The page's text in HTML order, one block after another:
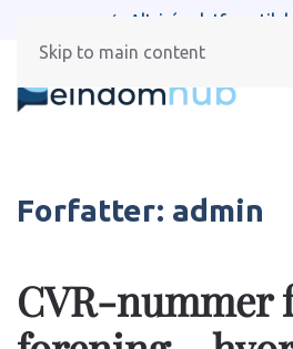
Skip to main content
Spar tid med
Forfatter: admin
CVR-nummer